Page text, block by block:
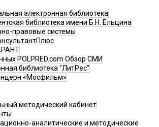
электронная библиотека
библиотека имени Б.Н. Ельцина
правовые системы
POLPRED.com Обзор СМИ
библиотека "ЛитРес"
«Мосфильм»
методический кабинет
аналитические и методические